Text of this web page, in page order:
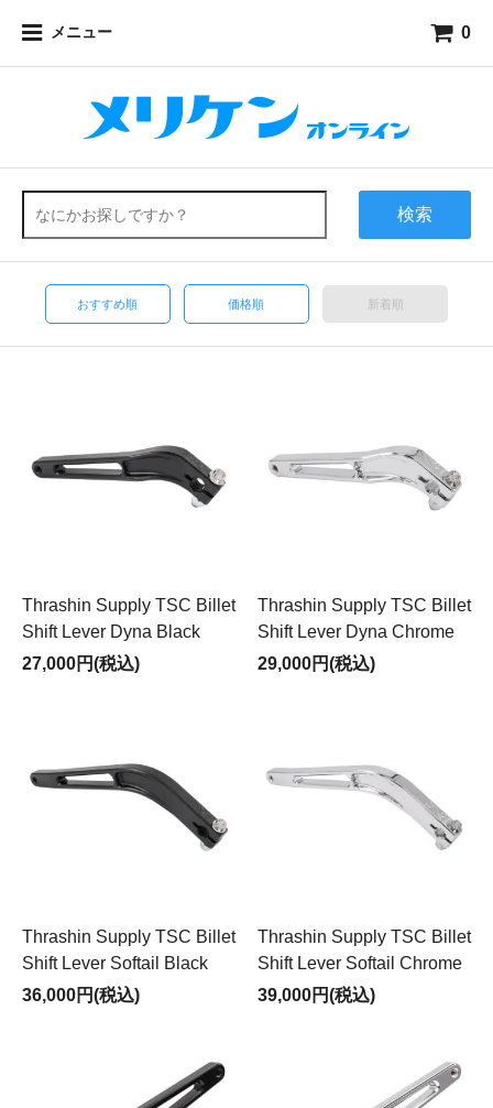
メニュー 0
検索
おすすめ順 価格順 新着順
Thrashin Supply TSC Billet
Shift Lever Dyna Black
27,000円(税込)
Thrashin Supply TSC Billet
Shift Lever Dyna Chrome
29,000円(税込)
Thrashin Supply TSC Billet
Shift Lever Softail Black
36,000円(税込)
Thrashin Supply TSC Billet
Shift Lever Softail Chrome
39,000円(税込)